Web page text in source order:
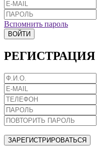
Вспомнить пароль
ВОЙТИ
РЕГИСТРАЦИЯ
ЗАРЕГИСТРИРОВАТЬСЯ